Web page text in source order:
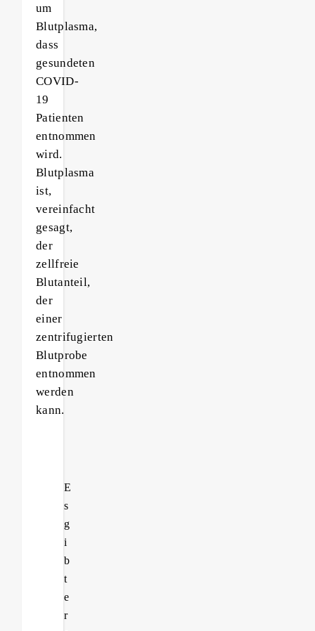
um
Blutplasma,
dass
gesundeten
COVID-
19
Patienten
entnommen
wird.
Blutplasma
ist,
vereinfacht
gesagt,
der
zellfreie
Blutanteil,
der
einer
zentrifugierten
Blutprobe
entnommen
werden
kann.
E
s
g
i
b
t
e
r